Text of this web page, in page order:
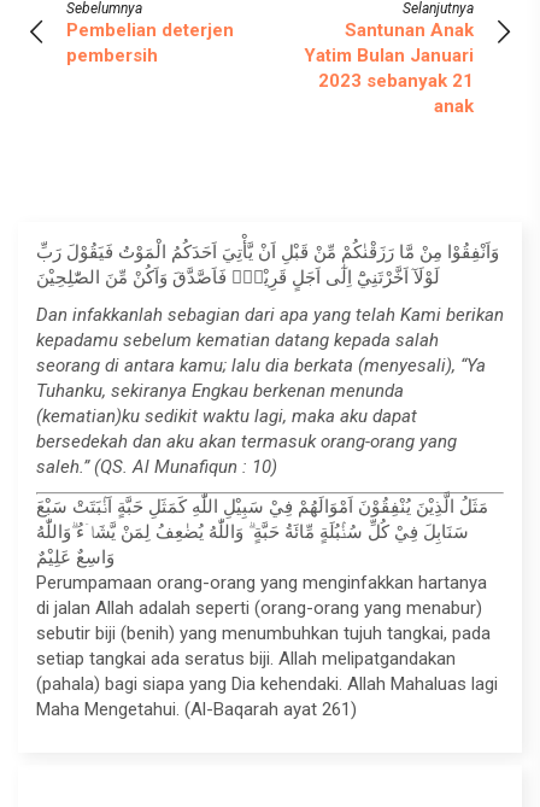
Sebelumnya
Pembelian deterjen
pembersih
Selanjutnya
Santunan Anak
Yatim Bulan Januari
2023 sebanyak 21
anak
وَاَنْفِقُوْا مِنْ مَّا رَزَقْنٰكُمْ مِّنْ قَبْلِ اَنْ يَّأْتِيَ اَحَدَكُمُ الْمَوْتُ فَيَقُوْلَ رَبِّ
لَوْلَآ اَخَّرْتَنِيْٓ اِلٰٓى اَجَلٍ قَرِيْبٍۚ فَاَصَّدَّقَ وَاَكُنْ مِّنَ الصّٰلِحِيْنَ
Dan infakkanlah sebagian dari apa yang telah Kami berikan
kepadamu sebelum kematian datang kepada salah
seorang di antara kamu; lalu dia berkata (menyesali), “Ya
Tuhanku, sekiranya Engkau berkenan menunda
(kematian)ku sedikit waktu lagi, maka aku dapat
bersedekah dan aku akan termasuk orang-orang yang
saleh.” (QS. Al Munafiqun : 10)
مَثَلُ الَّذِيْنَ يُنْفِقُوْنَ اَمْوَالَهُمْ فِيْ سَبِيْلِ اللّٰهِ كَمَثَلِ حَبَّةٍ اَنْۢبَتَتْ سَبْعَ
سَنَابِلَ فِيْ كُلِّ سُنْۢبُلَةٍ مِّائَةُ حَبَّةٍ ۗ وَاللّٰهُ يُضٰعِفُ لِمَنْ يَّشَاۤءُ ۗوَاللّٰهُ
وَاسِعٌ عَلِيْمٌ
Perumpamaan orang-orang yang menginfakkan hartanya
di jalan Allah adalah seperti (orang-orang yang menabur)
sebutir biji (benih) yang menumbuhkan tujuh tangkai, pada
setiap tangkai ada seratus biji. Allah melipatgandakan
(pahala) bagi siapa yang Dia kehendaki. Allah Mahaluas lagi
Maha Mengetahui. (Al-Baqarah ayat 261)